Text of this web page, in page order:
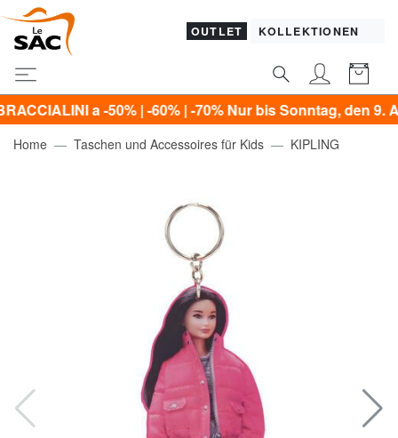
OUTLET KOLLEKTIONEN
a -50% | -60% | -70% Nur bis Sonntag, den 9. August!*
Home Taschen und Accessoires für Kids KIPLING